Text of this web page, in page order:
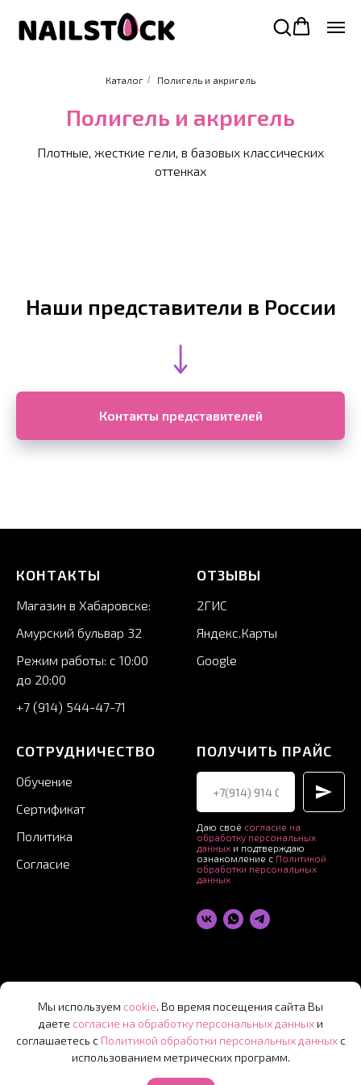
Каталог / Полигель и акригель
Полигель и акригель
Плотные, жесткие гели, в базовых классических
оттенках
Наши представители в России
Контакты представителей
КОНТАКТЫ
Магазин в Хабаровске:
Амурский бульвар 32
Режим работы: с 10:00
до 20:00
+7 (914) 544-47-71
ОТЗЫВЫ
2ГИС
Яндекс.Карты
Google
СОТРУДНИЧЕСТВО
Обучение
Сертификат
Политика
Согласие
ПОЛУЧИТЬ ПРАЙС
Даю своё согласие на
обработку персональных
данных и подтверждаю
ознакомление с Политикой
обработки персональных
данных
500172908857
Мы используем cookie. Во время посещения сайта Вы
даете согласие на обработку персональных данныхи
соглашаетесь с Политикой обработки персональных данныхс
использованием метрических программ.